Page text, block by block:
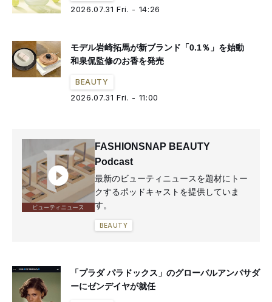
2026.07.31 Fri. - 14:26
モデル岩崎拓馬が新ブランド「0.1％」を始動
和泉侃監修のお香を発売
BEAUTY
2026.07.31 Fri. - 11:00
FASHIONSNAP BEAUTY
Podcast
最新のビューティニュースを題材にトー
クするポッドキャストを提供していま
す。
BEAUTY
「プラダ パラドックス」のグローバルアンバサダ
ーにゼンデイヤが就任